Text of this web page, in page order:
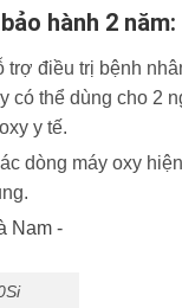
hành 2 năm:
điều trị bệnh
có thể dùng cho 2
y tế.
dòng máy oxy